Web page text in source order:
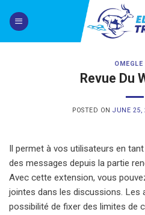
OMEGLE
Revue Du
POSTED ONJUNE 25,
Il permet à vos utilisateurs en tant
des messages depuis la partie
Avec cette extension, vous
jointes dans les discussions. Les
possibilité de fixer des limites de